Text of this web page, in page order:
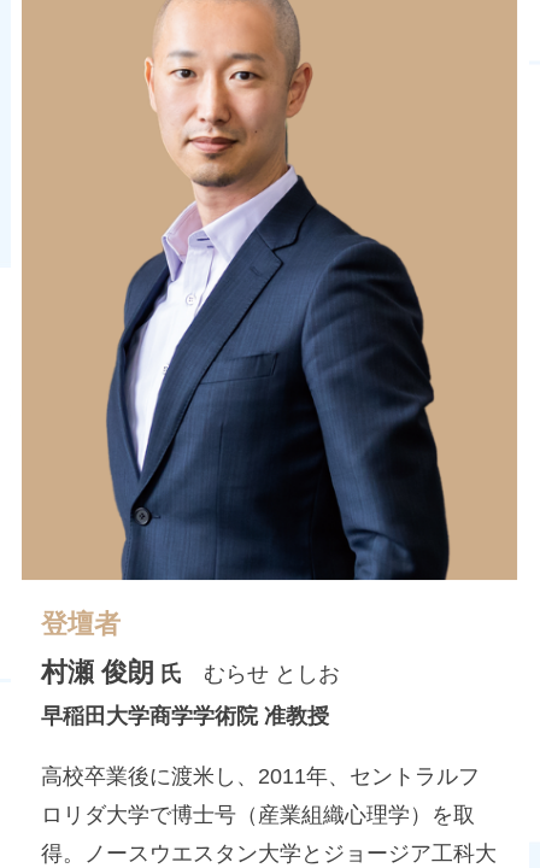
登壇者
村瀬 俊朗 氏 むらせ としお
早稲田大学商学学術院 准教授
高校卒業後に渡米し、2011年、セントラルフ
ロリダ大学で博士号（産業組織心理学）を取
得。ノースウエスタン大学とジョージア工科大